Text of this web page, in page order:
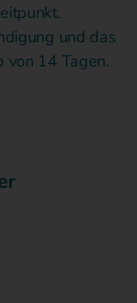
und das
von 14 Tagen.